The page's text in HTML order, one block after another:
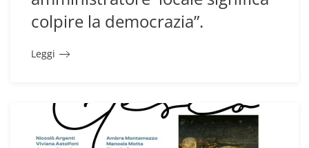
colpire la democrazia”.
Leggi